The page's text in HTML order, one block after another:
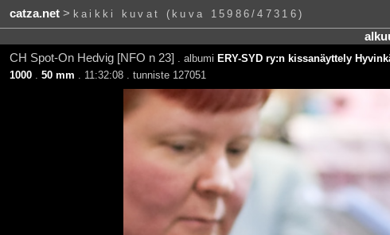
catza.net> kaikki kuvat (kuva 15986/47316)
CH Spot-On Hedvig [NFO n 23]
. albumi ERY-SYD ry:n kissanäyttely
1000. 50 mm . 11:32:08 . tunniste 127051